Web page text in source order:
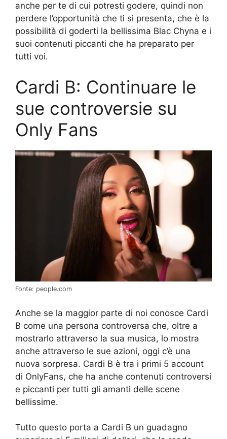
anche per te di cui potresti godere, quindi non
perdere l’opportunità che ti si presenta, che è la
possibilità di goderti la bellissima Blac Chyna e i
suoi contenuti piccanti che ha preparato per
tutti voi.
Cardi B: Continuare le
sue controversie su
Only Fans
Fonte: people.com
Anche se la maggior parte di noi conosce Cardi
B come una persona controversa che, oltre a
mostrarlo attraverso la sua musica, lo mostra
anche attraverso le sue azioni, oggi c’è una
nuova sorpresa. Cardi B è tra i primi 5 account
di OnlyFans, che ha anche contenuti controversi
e piccanti per tutti gli amanti delle scene
bellissime.
Tutto questo porta a Cardi B un guadagno